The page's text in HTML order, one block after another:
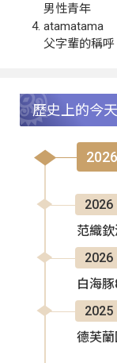
男性青年
atamatama
父字輩的稱呼
歷史上的今天
2026
范織
2026
白海
2025
德芙